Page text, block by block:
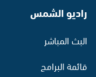
راديو الشمس
البث المباشر
قائمة البرامج